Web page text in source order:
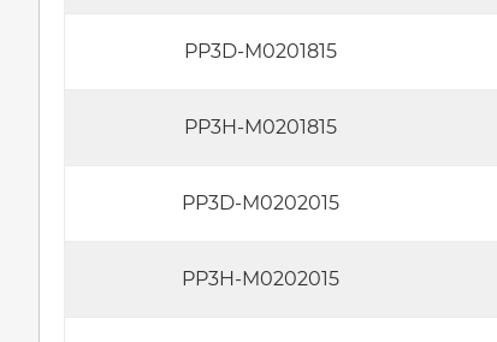
PP3D-M0201815
PP3H-M0201815
PP3D-M0202015
PP3H-M0202015